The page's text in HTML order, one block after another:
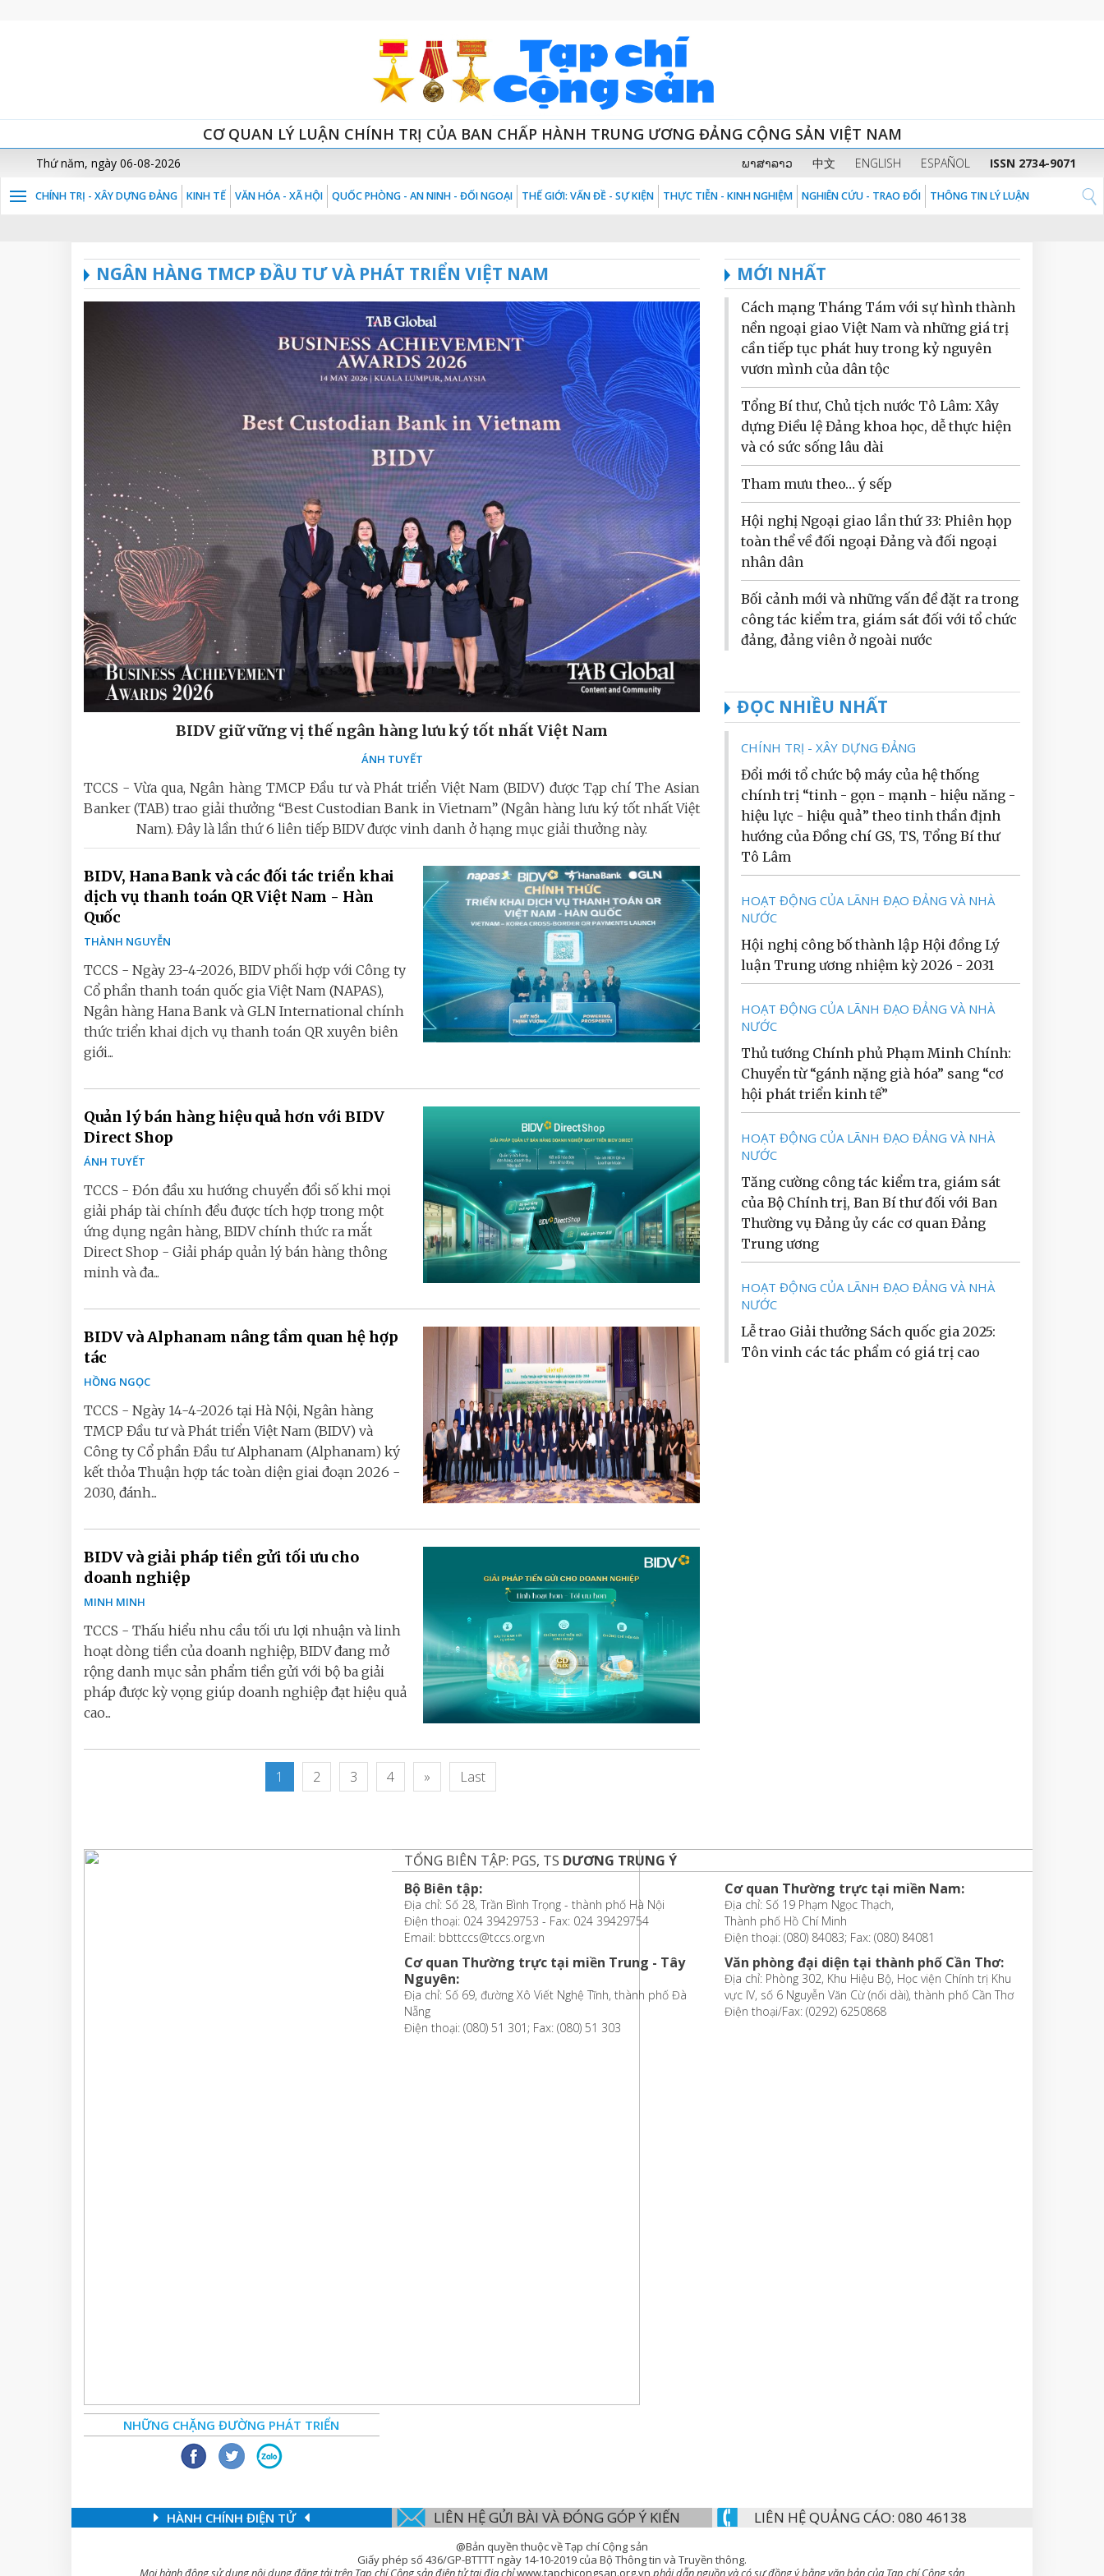
CƠ QUAN LÝ LUẬN CHÍNH TRỊ CỦA BAN CHẤP HÀNH TRUNG ƯƠNG ĐẢNG CỘNG SẢN VIỆT NAM
Thứ năm, ngày 06-08-2026 ພາສາລາວ 中文 ENGLISH ESPAÑOL ISSN 2734-9071
CHÍNH TRỊ - XÂY DỰNG ĐẢNG KINH TẾ VĂN HÓA - XÃ HỘI QUỐC PHÒNG - AN NINH - ĐỐI NGOẠI THẾ GIỚI: VẤN ĐỀ - SỰ KIỆN THỰC TIỄN - KINH NGHIỆM NGHIÊN CỨU - TRAO ĐỔI THÔNG TIN LÝ LUẬN
NGÂN HÀNG TMCP ĐẦU TƯ VÀ PHÁT TRIỂN VIỆT NAM
BIDV giữ vững vị thế ngân hàng lưu ký tốt nhất Việt Nam
ÁNH TUYẾT
TCCS - Vừa qua, Ngân hàng TMCP Đầu tư và Phát triển Việt Nam (BIDV) được Tạp chí The Asian
Banker (TAB) trao giải thưởng “Best Custodian Bank in Vietnam” (Ngân hàng lưu ký tốt nhất Việt
Nam). Đây là lần thứ 6 liên tiếp BIDV được vinh danh ở hạng mục giải thưởng này.
BIDV, Hana Bank và các đối tác triển khai
dịch vụ thanh toán QR Việt Nam - Hàn
Quốc
THÀNH NGUYỄN
TCCS - Ngày 23-4-2026, BIDV phối hợp với Công ty
Cổ phần thanh toán quốc gia Việt Nam (NAPAS),
Ngân hàng Hana Bank và GLN International chính
thức triển khai dịch vụ thanh toán QR xuyên biên
giới...
Quản lý bán hàng hiệu quả hơn với BIDV
Direct Shop
ÁNH TUYẾT
TCCS - Đón đầu xu hướng chuyển đổi số khi mọi
giải pháp tài chính đều được tích hợp trong một
ứng dụng ngân hàng, BIDV chính thức ra mắt
Direct Shop - Giải pháp quản lý bán hàng thông
minh và đa...
BIDV và Alphanam nâng tầm quan hệ hợp
tác
HỒNG NGỌC
TCCS - Ngày 14-4-2026 tại Hà Nội, Ngân hàng
TMCP Đầu tư và Phát triển Việt Nam (BIDV) và
Công ty Cổ phần Đầu tư Alphanam (Alphanam) ký
kết thỏa Thuận hợp tác toàn diện giai đoạn 2026 -
2030, đánh...
BIDV và giải pháp tiền gửi tối ưu cho
doanh nghiệp
MINH MINH
TCCS - Thấu hiểu nhu cầu tối ưu lợi nhuận và linh
hoạt dòng tiền của doanh nghiệp, BIDV đang mở
rộng danh mục sản phẩm tiền gửi với bộ ba giải
pháp được kỳ vọng giúp doanh nghiệp đạt hiệu quả
cao...
1 2 3 4 » Last
MỚI NHẤT
Cách mạng Tháng Tám với sự hình thành
nền ngoại giao Việt Nam và những giá trị
cần tiếp tục phát huy trong kỷ nguyên
vươn mình của dân tộc
Tổng Bí thư, Chủ tịch nước Tô Lâm: Xây
dựng Điều lệ Đảng khoa học, dễ thực hiện
và có sức sống lâu dài
Tham mưu theo… ý sếp
Hội nghị Ngoại giao lần thứ 33: Phiên họp
toàn thể về đối ngoại Đảng và đối ngoại
nhân dân
Bối cảnh mới và những vấn đề đặt ra trong
công tác kiểm tra, giám sát đối với tổ chức
đảng, đảng viên ở ngoài nước
ĐỌC NHIỀU NHẤT
CHÍNH TRỊ - XÂY DỰNG ĐẢNG
Đổi mới tổ chức bộ máy của hệ thống
chính trị “tinh - gọn - mạnh - hiệu năng -
hiệu lực - hiệu quả” theo tinh thần định
hướng của Đồng chí GS, TS, Tổng Bí thư
Tô Lâm
HOẠT ĐỘNG CỦA LÃNH ĐẠO ĐẢNG VÀ NHÀ
NƯỚC
Hội nghị công bố thành lập Hội đồng Lý
luận Trung ương nhiệm kỳ 2026 - 2031
HOẠT ĐỘNG CỦA LÃNH ĐẠO ĐẢNG VÀ NHÀ
NƯỚC
Thủ tướng Chính phủ Phạm Minh Chính:
Chuyển từ “gánh nặng già hóa” sang “cơ
hội phát triển kinh tế”
HOẠT ĐỘNG CỦA LÃNH ĐẠO ĐẢNG VÀ NHÀ
NƯỚC
Tăng cường công tác kiểm tra, giám sát
của Bộ Chính trị, Ban Bí thư đối với Ban
Thường vụ Đảng ủy các cơ quan Đảng
Trung ương
HOẠT ĐỘNG CỦA LÃNH ĐẠO ĐẢNG VÀ NHÀ
NƯỚC
Lễ trao Giải thưởng Sách quốc gia 2025:
Tôn vinh các tác phẩm có giá trị cao
NHỮNG CHẶNG ĐƯỜNG PHÁT TRIỂN
TỔNG BIÊN TẬP: PGS, TS DƯƠNG TRUNG Ý
Bộ Biên tập:
Địa chỉ: Số 28, Trần Bình Trọng - thành phố Hà Nội
Điện thoại: 024 39429753 - Fax: 024 39429754
Email: bbttccs@tccs.org.vn
Cơ quan Thường trực tại miền Trung - Tây
Nguyên:
Địa chỉ: Số 69, đường Xô Viết Nghệ Tĩnh, thành phố Đà
Nẵng
Điện thoại: (080) 51 301; Fax: (080) 51 303
Cơ quan Thường trực tại miền Nam:
Địa chỉ: Số 19 Phạm Ngọc Thạch,
Thành phố Hồ Chí Minh
Điện thoại: (080) 84083; Fax: (080) 84081
Văn phòng đại diện tại thành phố Cần Thơ:
Địa chỉ: Phòng 302, Khu Hiệu Bộ, Học viện Chính trị Khu
vực IV, số 6 Nguyễn Văn Cừ (nối dài), thành phố Cần Thơ
Điện thoại/Fax: (0292) 6250868
HÀNH CHÍNH ĐIỆN TỬ LIÊN HỆ GỬI BÀI VÀ ĐÓNG GÓP Ý KIẾN LIÊN HỆ QUẢNG CÁO: 080 46138
@Bản quyền thuộc về Tạp chí Cộng sản
Giấy phép số 436/GP-BTTTT ngày 14-10-2019 của Bộ Thông tin và Truyền thông.
Mọi hành động sử dụng nội dung đăng tải trên Tạp chí Cộng sản điện tử tại địa chỉwww.tapchicongsan.org.vn phải dẫn nguồn và có sự đồng ý bằng văn bản của Tạp chí Cộng sản